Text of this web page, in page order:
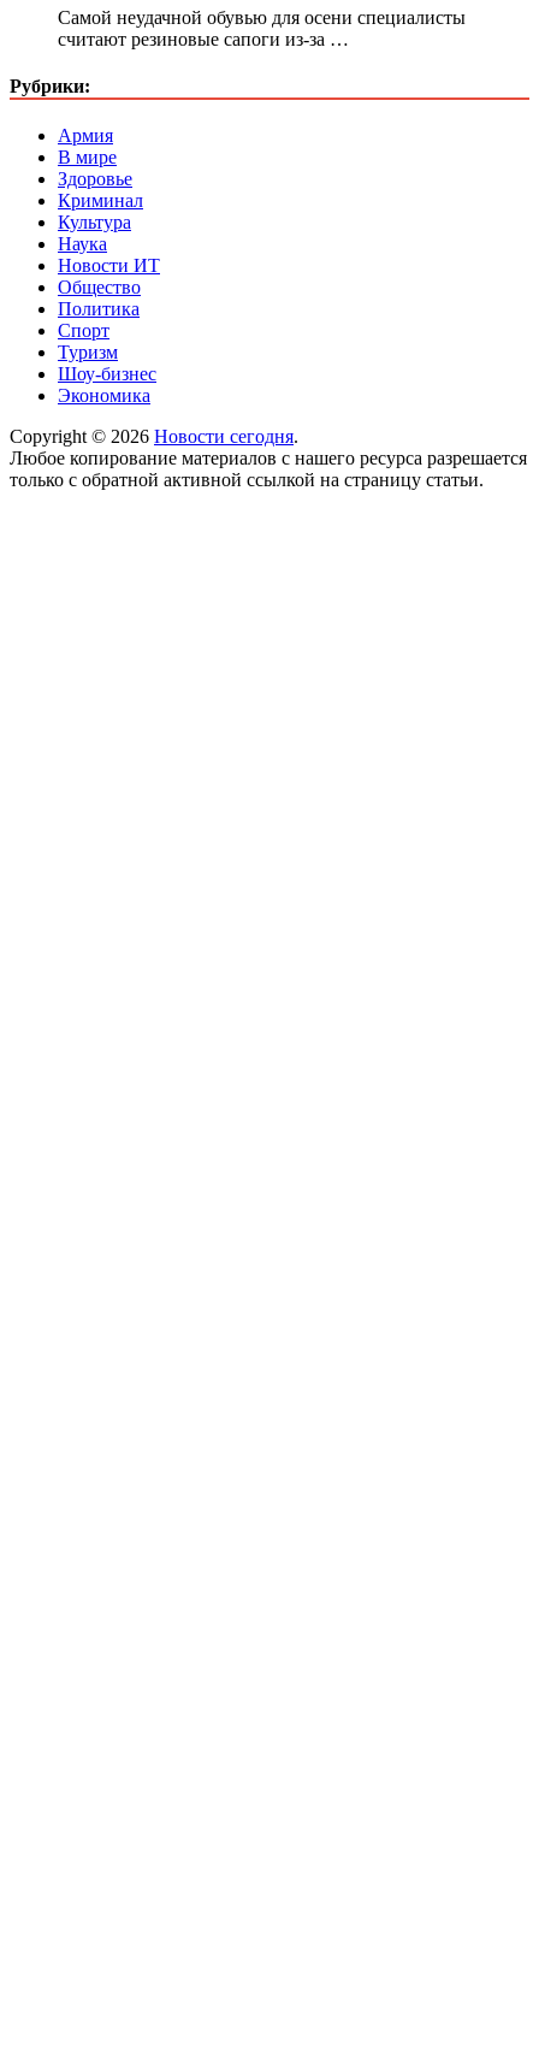
Самой неудачной обувью для осени специалисты
считают резиновые сапоги из-за …
Рубрики:
Армия
В мире
Здоровье
Криминал
Культура
Наука
Новости ИТ
Общество
Политика
Спорт
Туризм
Шоу-бизнес
Экономика
Copyright © 2026 Новости сегодня.
Любое копирование материалов с нашего ресурса разрешается
только с обратной активной ссылкой на страницу статьи.